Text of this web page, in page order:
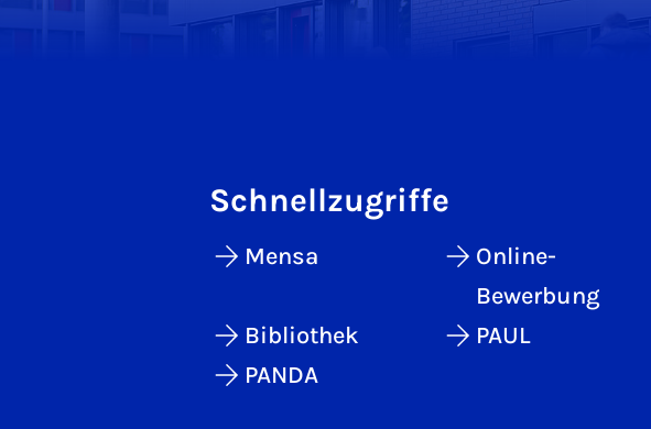
Schnellzugriffe
Mensa
Online-
Bewerbung
Bibliothek
PAUL
PANDA